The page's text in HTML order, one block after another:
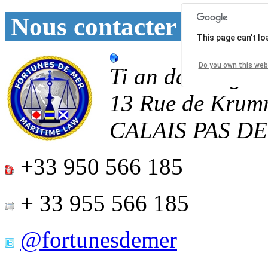
Nous contacter
Ti an
13 Rue de
CALAIS PAS
+33 950 566 185
+ 33 955 566 185
@fortunesdemer
This page can't
Do you own this